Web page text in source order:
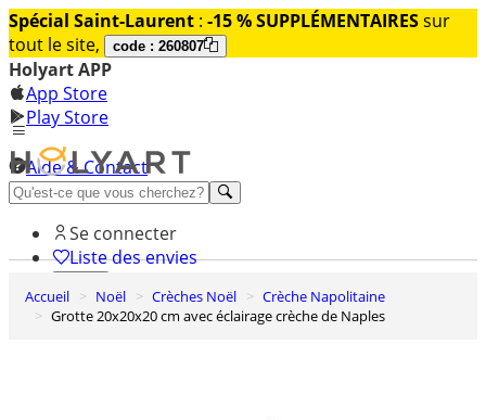
Spécial Saint-Laurent : -15 % SUPPLÉMENTAIRESsur
tout le site,
code : 260807
Holyart APP
App Store
Play Store
Aide & Contact
Découvrez Premium
Se connecter
Liste des envies
0
Panier
Accueil Noël Crèches Noël
Crèche Napolitaine
Grotte 20x20x20 cm avec éclairage crèche de Naples